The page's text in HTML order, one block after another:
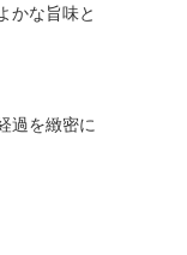
かな旨味と
過を緻密に